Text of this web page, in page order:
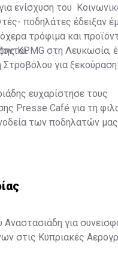
ενίσχυση του
ποδηλάτες έδειξαν
τρόφιμα και
KPMG στη Λευκωσία,
για
ευχαρίστησε τους
Presse Café για τη
των ποδηλατών
τους ποδηλάτες.
Αναστασιάδη για
στις Κυπριακές